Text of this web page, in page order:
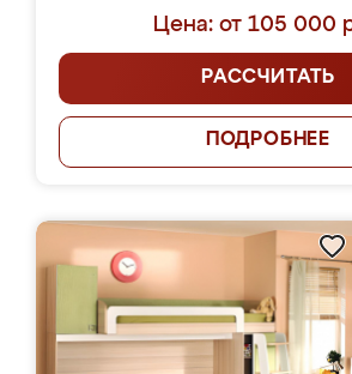
Цена: от 105 000
РАССЧИТАТЬ
ПОДРОБНЕЕ